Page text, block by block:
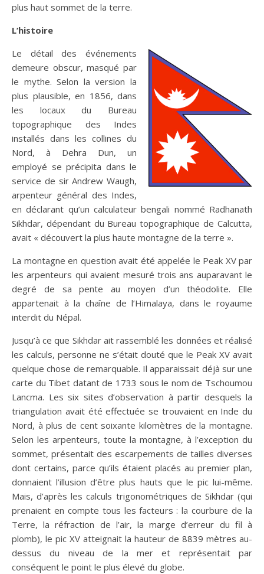
plus haut sommet de la terre.
L’histoire
Le détail des événements
demeure obscur, masqué par
le mythe. Selon la version la
plus plausible, en 1856, dans
les locaux du Bureau
topographique des Indes
installés dans les collines du
Nord, à Dehra Dun, un
employé se précipita dans le
service de sir Andrew Waugh,
arpenteur général des Indes,
en déclarant qu’un calculateur bengali nommé Radhanath
Sikhdar, dépendant du Bureau topographique de Calcutta,
avait « découvert la plus haute montagne de la terre ».
La montagne en question avait été appelée le Peak XV par
les arpenteurs qui avaient mesuré trois ans auparavant le
degré de sa pente au moyen d’un théodolite. Elle
appartenait à la chaîne de l’Himalaya, dans le royaume
interdit du Népal.
Jusqu’à ce que Sikhdar ait rassemblé les données et réalisé
les calculs, personne ne s’était douté que le Peak XV avait
quelque chose de remarquable. Il apparaissait déjà sur une
carte du Tibet datant de 1733 sous le nom de Tschoumou
Lancma. Les six sites d’observation à partir desquels la
triangulation avait été effectuée se trouvaient en Inde du
Nord, à plus de cent soixante kilomètres de la montagne.
Selon les arpenteurs, toute la montagne, à l’exception du
sommet, présentait des escarpements de tailles diverses
dont certains, parce qu’ils étaient placés au premier plan,
donnaient l’illusion d’être plus hauts que le pic lui-même.
Mais, d’après les calculs trigonométriques de Sikhdar (qui
prenaient en compte tous les facteurs : la courbure de la
Terre, la réfraction de l’air, la marge d’erreur du fil à
plomb), le pic XV atteignait la hauteur de 8839 mètres au-
dessus du niveau de la mer et représentait par
conséquent le point le plus élevé du globe.